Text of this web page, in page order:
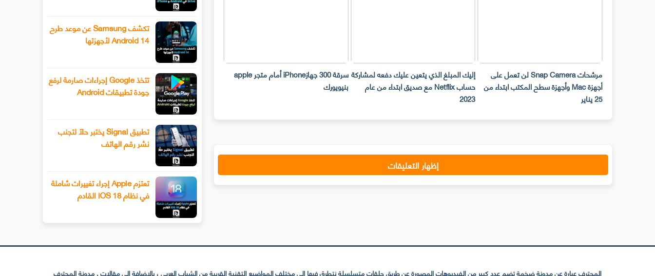
مرشحات Snap Camera لن تعمل على
أجهزة Mac وأجهزة سطح المكتب ابتداء من
25 يناير
إليك المبلغ الذي يتعين عليك دفعه لمشاركة
حساب Netflix مع صديق ابتداء من عام
2023
سرقة 300 جهازiPhone أمام متجر apple
بنيويورك
سيحصل هاتف Xiaomi 13 أخيرًا على عدسة
تليفوتوغرافي الفيديو المتقدمة باستخدام وضع
إظهار التعليقات
تكشف Samsung عن موعد طرح
Android 14 لأجهزتها
تتخذ Google إجراءات صارمة لرفع
جودة تطبيقات Android
تطبيق Signal يختبر حلًا لتجنب
نشر رقم الهاتف
تعتزم Apple إجراء تغييرات شاملة
في نظام IOS 18 القادم
المحترف عبارة عن مدونة ضخمة تضم عدد كبير من الفيديوهات المصورة عن طريق حلقات متسلسلة نتطرق فيها إلى مختلف المواضيع التقنية القريبة من الشباب العربي ، بالإضافة إلى مقالات . مدونة المحترف